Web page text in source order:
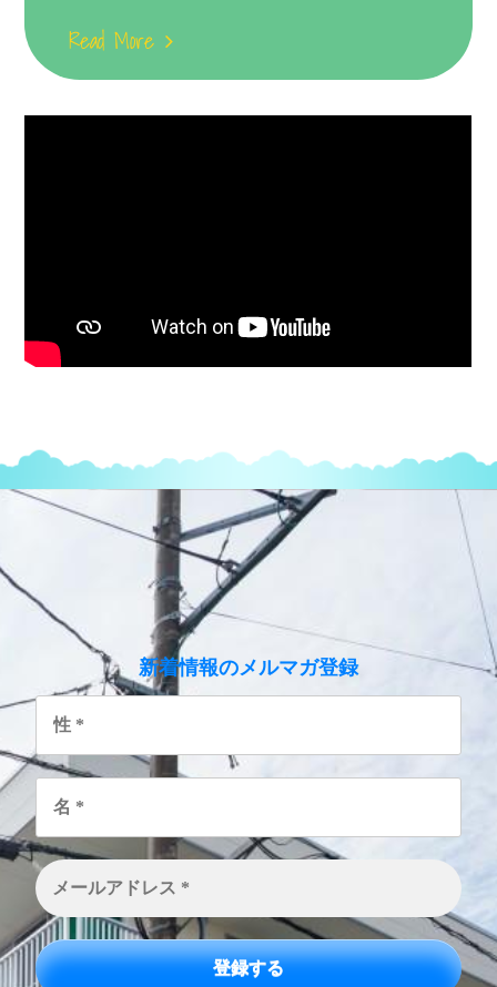
Read More
新着情報のメルマガ登録
性
名
メ
ー
ル
ア
ド
レ